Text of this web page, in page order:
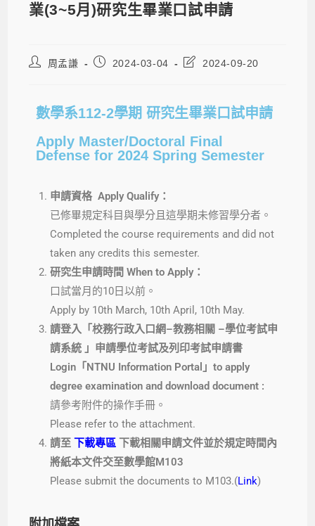
業(3~5月)研究生畢業口試申請
周孟謙 2024-03-04 2024-09-20
數學系112-2學期 研究生畢業口試申請
Apply Master/Doctoral Final
Defense for 2024 Spring Semester
申請資格 Apply Qualify：
已修畢規定科目與學分且這學期未修習學分者。
Completed the course requirements and did not
taken any credits this semester.
研究生申請時間 When to Apply：
口試當月的10日以前。
Apply by 10th March, 10th April, 10th May.
請登入「校務行政入口網–教務相關 –學位考試申
請系統 」申請學位考試及列印考試申請書
Login「NTNU Information Portal」to apply
degree examination and download document :
請參考附件的操作手冊。
Please refer to the attachment.
請至下載專區 下載相關申請文件並於規定時間內
將紙本文件交至數學館M103
Please submit the documents to M103.(Link)